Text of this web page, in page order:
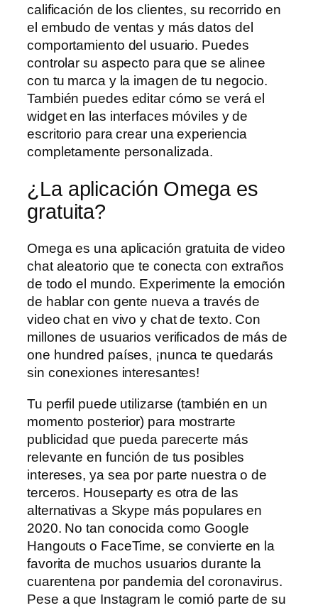
calificación de los clientes, su recorrido en
el embudo de ventas y más datos del
comportamiento del usuario. Puedes
controlar su aspecto para que se alinee
con tu marca y la imagen de tu negocio.
También puedes editar cómo se verá el
widget en las interfaces móviles y de
escritorio para crear una experiencia
completamente personalizada.
¿La aplicación Omega es
gratuita?
Omega es una aplicación gratuita de video
chat aleatorio que te conecta con extraños
de todo el mundo. Experimente la emoción
de hablar con gente nueva a través de
video chat en vivo y chat de texto. Con
millones de usuarios verificados de más de
one hundred países, ¡nunca te quedarás
sin conexiones interesantes!
Tu perfil puede utilizarse (también en un
momento posterior) para mostrarte
publicidad que pueda parecerte más
relevante en función de tus posibles
intereses, ya sea por parte nuestra o de
terceros. Houseparty es otra de las
alternativas a Skype más populares en
2020. No tan conocida como Google
Hangouts o FaceTime, se convierte en la
favorita de muchos usuarios durante la
cuarentena por pandemia del coronavirus.
Pese a que Instagram le comió parte de su